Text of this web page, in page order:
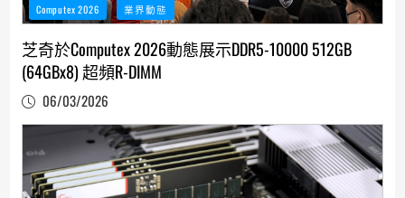
Computex 2026 業界動態
芝奇於Computex 2026動態展示DDR5-10000 512GB
(64GBx8) 超頻R-DIMM
06/03/2026